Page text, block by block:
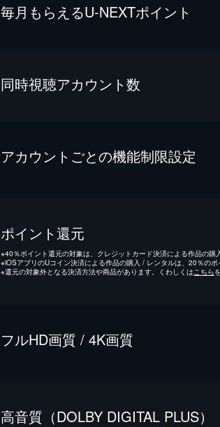
毎⽉もらえるU-NEXTポイント
同時視聴アカウント数
アカウントごとの機能制限設定
ポイント還元
※40％ポイント還元の対象は、クレジットカード決済による作品の購
※iOSアプリのUコイン決済による作品の購入 / レンタルは、20％のポ
※還元の対象外となる決済方法や商品があります。くわしくは こちら
フルHD画質 / 4K画質
⾼⾳質（DOLBY DIGITAL PLUS）